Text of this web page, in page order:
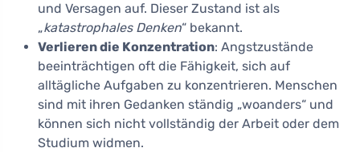
und Versagen auf. Dieser Zustand ist als
„katastrophales Denken“ bekannt.
Verlieren die Konzentration: Angstzustände
beeinträchtigen oft die Fähigkeit, sich auf
alltägliche Aufgaben zu konzentrieren. Menschen
sind mit ihren Gedanken ständig „woanders“ und
können sich nicht vollständig der Arbeit oder dem
Studium widmen.